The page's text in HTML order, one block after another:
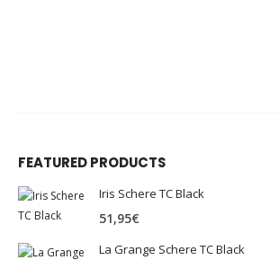
FEATURED PRODUCTS
Iris Schere TC Black
51,95€
La Grange Schere TC Black